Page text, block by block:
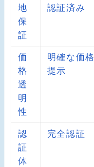
地
保
証
認証済み
価
格
透
明
性
明確な価格
提示
認
証
体
完全認証